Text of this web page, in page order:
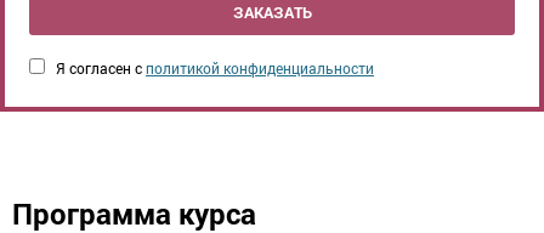
Я согласен сполитикой конфиденциальности
ЗАКАЗАТЬ
Программа курса